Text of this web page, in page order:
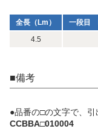
全長（Lm） 一段目
4.5
■備考
●品番の□の文字で、引
CCBBA□010004